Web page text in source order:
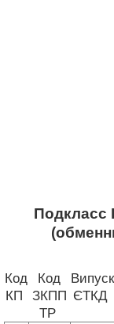
Подкласс
Код
КП
Код
ЗКПП
ТР
Випуск
ЄТКД